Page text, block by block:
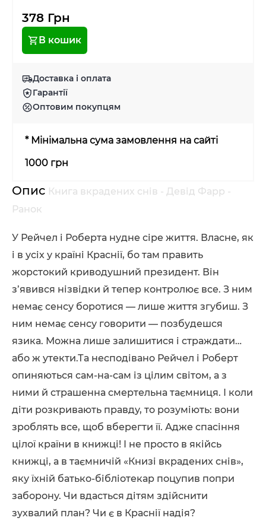
378 Грн
В кошик
Доставка і оплата
Гарантії
Оптовим покупцям
* Мінімальна сума замовлення на сайті
1000 грн
Опис Книга вкрадених снів - Девід Фарр -
Ранок
У Рейчел і Роберта нудне сіре життя. Власне, як
і в усіх у країні Краснії, бо там править
жорстокий криводушний президент. Він
з’явився нізвідки й тепер контролює все. З ним
немає сенсу боротися — лише життя згубиш. З
ним немає сенсу говорити — позбудешся
язика. Можна лише залишитися і страждати…
або ж утекти.Та несподівано Рейчел і Роберт
опиняються сам-на-сам із цілим світом, а з
ними й страшенна смертельна таємниця. І коли
діти розкривають правду, то розуміють: вони
зроблять все, щоб вберегти її. Адже спасіння
цілої країни в книжці! І не просто в якійсь
книжці, а в таємничій «Книзі вкрадених снів»,
яку їхній батько-бібліотекар поцупив попри
заборону. Чи вдасться дітям здійснити
зухвалий план? Чи є в Краснії надія?